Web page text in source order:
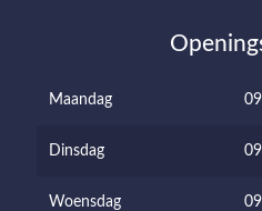
Maandag
Dinsdag
Woensdag